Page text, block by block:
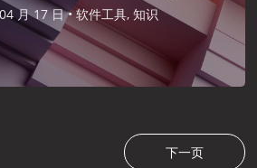
月 17 日 •软件工具, 知识
下一页